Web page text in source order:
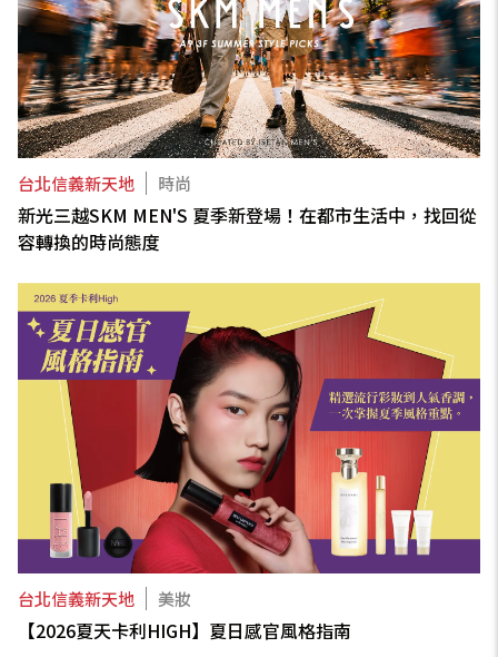
台北信義新天地 時尚
新光三越SKM MEN'S 夏季新登場！在都市生活中，找回從
容轉換的時尚態度
台北信義新天地 美妝
【2026夏天卡利HIGH】夏日感官風格指南